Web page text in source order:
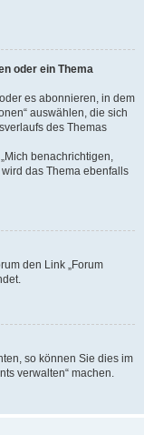
oder ein Thema
es abonnieren, in dem
auswählen, die sich
des Themas
benachrichtigen,
das Thema ebenfalls
den Link „Forum
so können Sie dies im
verwalten“ machen.